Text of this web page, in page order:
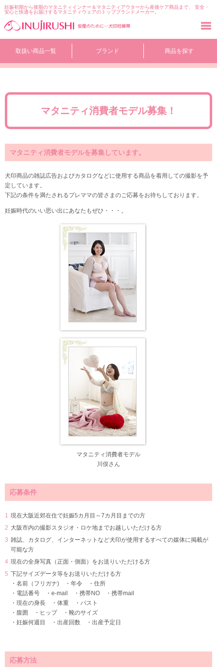
妊娠初期から後期のマタニティインナー＆マタニティアウターから産後ケア商品まで、 安全・
安心と快適をお届けするマタニティウェアのトップブランドメーカー。
テ
取扱い商品一覧 ブランド 商品を探す
マタニティ消費者モデル募集！
マタニティ消費者モデルを募集しています。
犬印商品の雑誌広告およびカタログなどに使用する商品を着用しての撮影を予
定しています。
下記の条件を満たされるプレママの皆さまのご応募をお待ちしております。
妊娠時代のいい思い出にあなたもぜひ・・・。
マタニティ消費者モデル
川俣さん
応募条件
現在大阪近郊在住で妊娠5カ月目～7カ月目までの方
大阪市内の撮影スタジオ・ロケ地までお越しいただける方
雑誌、カタログ、インターネットなど犬印が使用するすべての媒体に掲載が
可能な方
現在の全身写真（正面・側面）をお送りいただける方
下記サイズデータ等をお送りいただける方
・名前（フリガナ) ・年令 ・住所
・電話番号 ・e-mail ・携帯NO ・携帯mail
・現在の身長 ・体重 ・バスト
・腹囲 ・ヒップ ・靴のサイズ
・妊娠何週目 ・出産回数 ・出産予定日
応募方法